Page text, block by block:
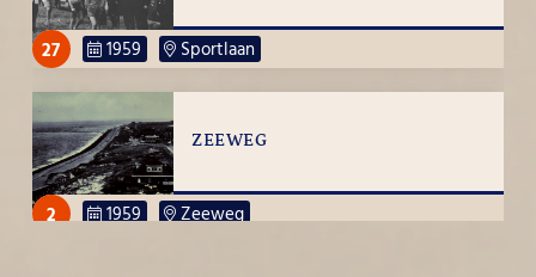
27 1959 Sportlaan
ZEEWEG
2 1959 Zeeweg